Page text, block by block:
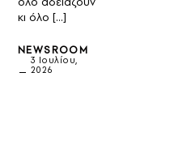
κι όλο […]
NEWSROOM
3 Ιουλίου,
2026